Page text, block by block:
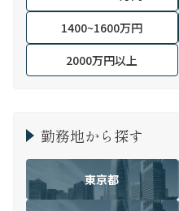
1400~1600万円
2000万円以上
勤務地から探す
東京都